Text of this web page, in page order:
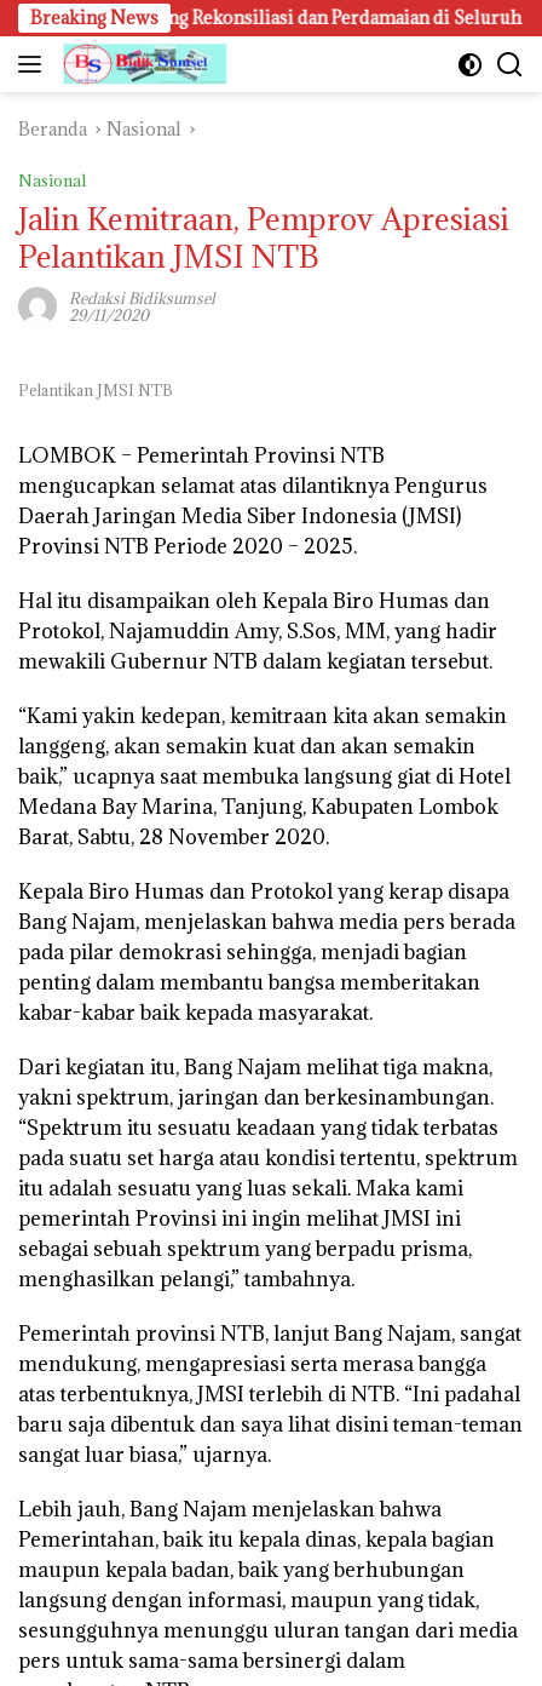
Langsung
ke
konten
Breaking News
Kampung Rekonsiliasi dan Perdamaian di Seluruh Daerah
Beranda Nasional
Nasional
Jalin Kemitraan, Pemprov Apresiasi
Pelantikan JMSI NTB
Redaksi Bidiksumsel
29/11/2020
Pelantikan JMSI NTB
LOMBOK – Pemerintah Provinsi NTB
mengucapkan selamat atas dilantiknya Pengurus
Daerah Jaringan Media Siber Indonesia (JMSI)
Provinsi NTB Periode 2020 – 2025.
Hal itu disampaikan oleh Kepala Biro Humas dan
Protokol, Najamuddin Amy, S.Sos, MM, yang hadir
mewakili Gubernur NTB dalam kegiatan tersebut.
“Kami yakin kedepan, kemitraan kita akan semakin
langgeng, akan semakin kuat dan akan semakin
baik,” ucapnya saat membuka langsung giat di Hotel
Medana Bay Marina, Tanjung, Kabupaten Lombok
Barat, Sabtu, 28 November 2020.
Kepala Biro Humas dan Protokol yang kerap disapa
Bang Najam, menjelaskan bahwa media pers berada
pada pilar demokrasi sehingga, menjadi bagian
penting dalam membantu bangsa memberitakan
kabar-kabar baik kepada masyarakat.
Dari kegiatan itu, Bang Najam melihat tiga makna,
yakni spektrum, jaringan dan berkesinambungan.
“Spektrum itu sesuatu keadaan yang tidak terbatas
pada suatu set harga atau kondisi tertentu, spektrum
itu adalah sesuatu yang luas sekali. Maka kami
pemerintah Provinsi ini ingin melihat JMSI ini
sebagai sebuah spektrum yang berpadu prisma,
menghasilkan pelangi,” tambahnya.
Pemerintah provinsi NTB, lanjut Bang Najam, sangat
mendukung, mengapresiasi serta merasa bangga
atas terbentuknya, JMSI terlebih di NTB. “Ini padahal
baru saja dibentuk dan saya lihat disini teman-teman
sangat luar biasa,” ujarnya.
Lebih jauh, Bang Najam menjelaskan bahwa
Pemerintahan, baik itu kepala dinas, kepala bagian
maupun kepala badan, baik yang berhubungan
langsung dengan informasi, maupun yang tidak,
sesungguhnya menunggu uluran tangan dari media
pers untuk sama-sama bersinergi dalam